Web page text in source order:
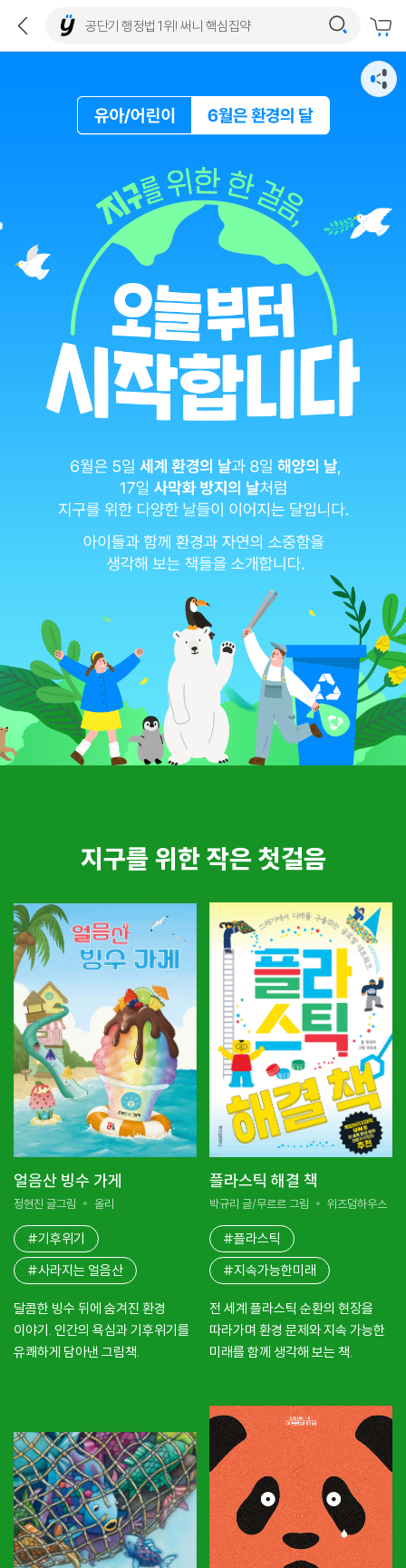
지구를 위한 작은 첫걸음
얼음산 빙수 가게
정현진 글그림 올리
#기후위기
#사라지는 얼음산
달콤한 빙수 뒤에 숨겨진 환경
이야기. 인간의 욕심과 기후위기를
유쾌하게 담아낸 그림책.
플라스틱 해결 책
박규리 글/무르르 그림 위즈덤하우스
#플라스틱
#지속가능한미래
전 세계 플라스틱 순환의 현장을
따라가며 환경 문제와 지속 가능한
미래를 함께 생각해 보는 책.